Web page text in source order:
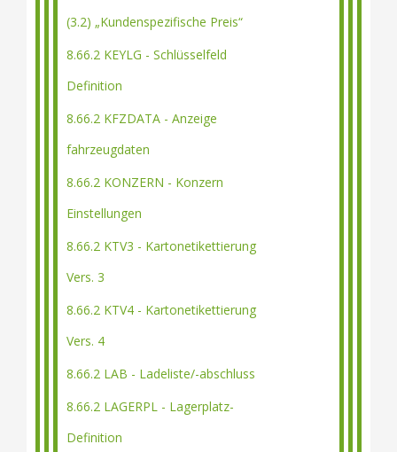
(3.2) „Kundenspezifische Preis“
8.66.2 KEYLG - Schlüsselfeld
Definition
8.66.2 KFZDATA - Anzeige
fahrzeugdaten
8.66.2 KONZERN - Konzern
Einstellungen
8.66.2 KTV3 - Kartonetikettierung
Vers. 3
8.66.2 KTV4 - Kartonetikettierung
Vers. 4
8.66.2 LAB - Ladeliste/-abschluss
8.66.2 LAGERPL - Lagerplatz-
Definition